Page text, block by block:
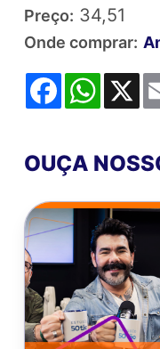
Preço: 34,51
Onde comprar:
Facebook
X
OUÇA